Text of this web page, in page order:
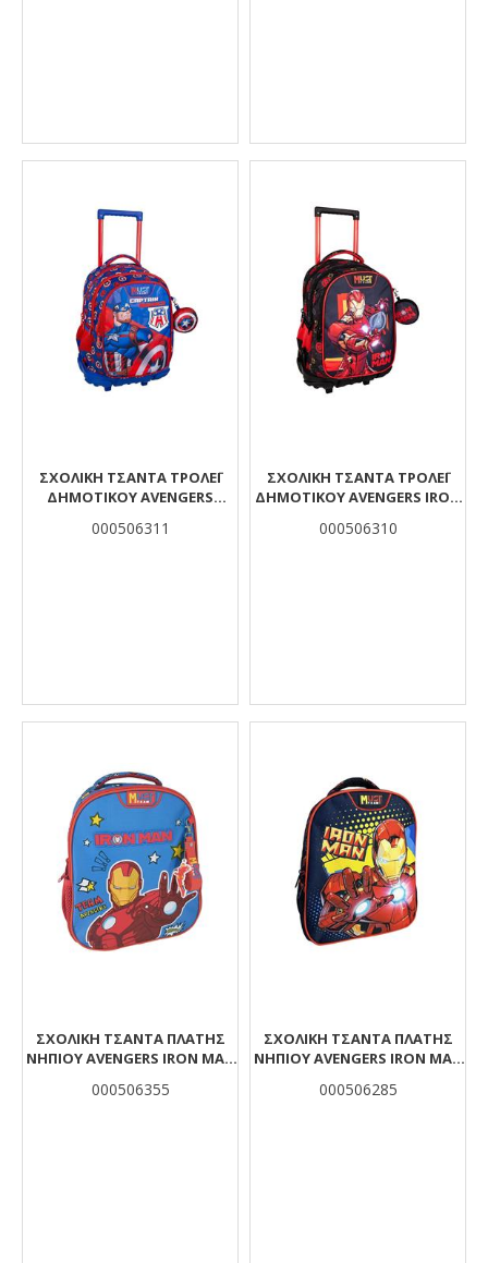
ΣΧΟΛΙΚΉ ΤΣΆΝΤΑ ΤΡΌΛΕΪ
ΔΗΜΟΤΙΚΟΎ AVENGERS
TEAM 3 ΘΉΚΕΣ
000506311
ΣΧΟΛΙΚΉ ΤΣΆΝΤΑ ΤΡΌΛΕΪ
ΔΗΜΟΤΙΚΟΎ AVENGERS IRON
000506310
ΣΧΟΛΙΚΉ ΤΣΆΝΤΑ ΠΛΆΤΗΣ
ΝΗΠΊOΥ AVENGERS IRON MAN
000506355
ΣΧΟΛΙΚΉ ΤΣΆΝΤΑ ΠΛΆΤΗΣ
ΝΗΠΊΟΥ AVENGERS IRON MAN
000506285